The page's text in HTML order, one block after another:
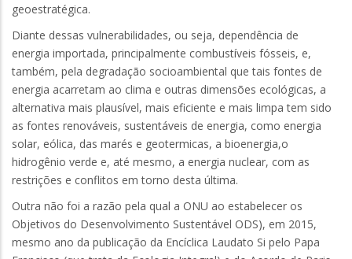
geoestratégica.
Diante dessas vulnerabilidades, ou seja, dependência de
energia importada, principalmente combustíveis fósseis, e,
também, pela degradação socioambiental que tais fontes de
energia acarretam ao clima e outras dimensões ecológicas, a
alternativa mais plausível, mais eficiente e mais limpa tem sido
as fontes renováveis, sustentáveis de energia, como energia
solar, eólica, das marés e geotermicas, a bioenergia,o
hidrogênio verde e, até mesmo, a energia nuclear, com as
restrições e conflitos em torno desta última.
Outra não foi a razão pela qual a ONU ao estabelecer os
Objetivos do Desenvolvimento Sustentável ODS), em 2015,
mesmo ano da publicação da Encíclica Laudato Si pelo Papa